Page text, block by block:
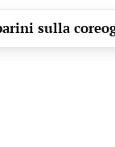
sulla